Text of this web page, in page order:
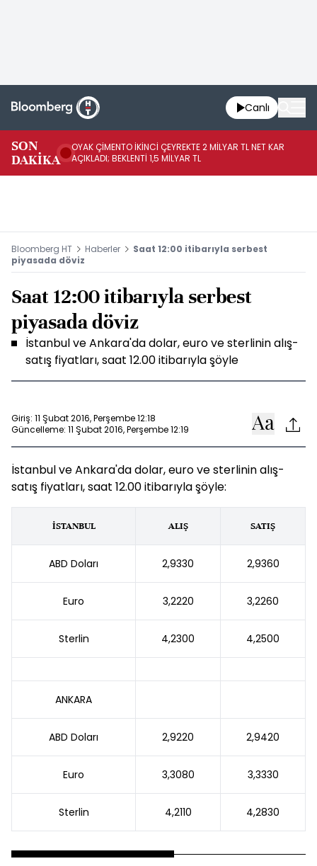
Canlı
SON
DAKİKA
OYAK ÇİMENTO İKİNCİ ÇEYREKTE 2 MİLYAR TL NET KAR
AÇIKLADI; BEKLENTİ 1,5 MİLYAR TL
Bloomberg HT Haberler
Saat 12:00 itibarıyla serbest
piyasada döviz
Saat 12:00 itibarıyla serbest
piyasada döviz
İstanbul ve Ankara'da dolar, euro ve sterlinin alış-
satış fiyatları, saat 12.00 itibarıyla şöyle
Giriş: 11 Şubat 2016, Perşembe 12:18
Güncelleme: 11 Şubat 2016, Perşembe 12:19
İstanbul ve Ankara'da dolar, euro ve sterlinin alış-
satış fiyatları, saat 12.00 itibarıyla şöyle:
İSTANBUL ALIŞ SATIŞ
ABD Doları 2,9330 2,9360
Euro 3,2220 3,2260
Sterlin 4,2300 4,2500
ANKARA
ABD Doları 2,9220 2,9420
Euro 3,3080 3,3330
Sterlin 4,2110 4,2830